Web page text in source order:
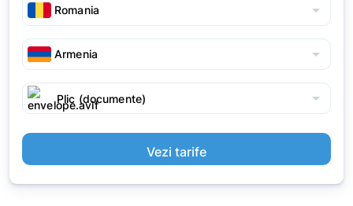
arrow_drop_down
arrow_drop_down
Plic (documente) arrow_drop_down
Vezi tarife